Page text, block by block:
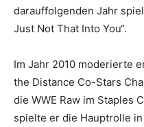
darauffolgenden Jahr
Just Not That Into You“.
Im Jahr 2010 moderierte
the Distance Co-Stars
die WWE Raw im Staples
spielte er die Hauptrolle